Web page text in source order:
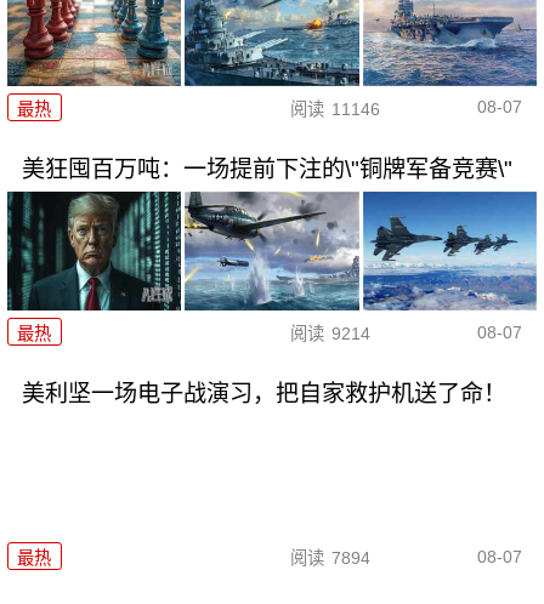
最热 阅读 11146 08-07
美狂囤百万吨：一场提前下注的\"铜牌军备竞赛\"
最热 阅读 9214 08-07
美利坚一场电子战演习，把自家救护机送了命！
最热 阅读 7894 08-07